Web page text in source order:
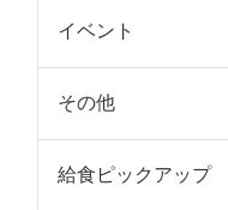
イベント
その他
給食ピックアップ